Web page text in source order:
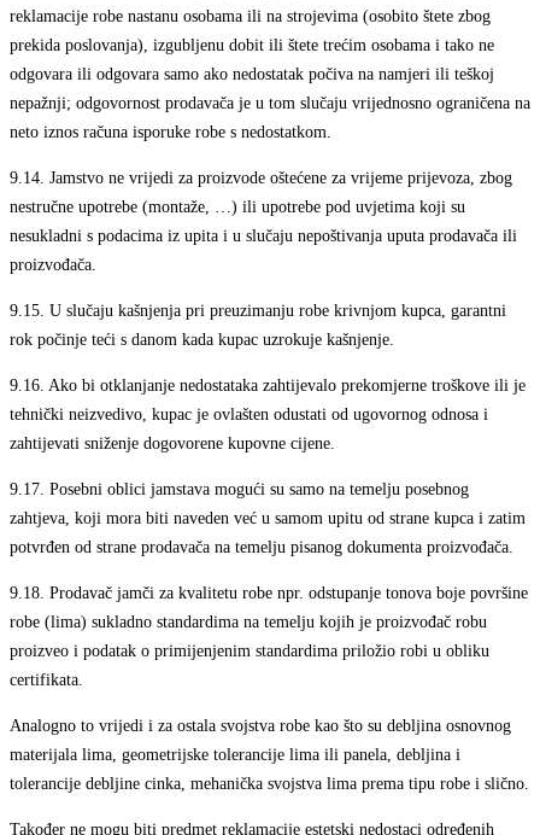
reklamacije robe nastanu osobama ili na strojevima (osobito štete zbog
prekida poslovanja), izgubljenu dobit ili štete trećim osobama i tako ne
odgovara ili odgovara samo ako nedostatak počiva na namjeri ili teškoj
nepažnji; odgovornost prodavača je u tom slučaju vrijednosno ograničena na
neto iznos računa isporuke robe s nedostatkom.
9.14. Jamstvo ne vrijedi za proizvode oštećene za vrijeme prijevoza, zbog
nestručne upotrebe (montaže, …) ili upotrebe pod uvjetima koji su
nesukladni s podacima iz upita i u slučaju nepoštivanja uputa prodavača ili
proizvođača.
9.15. U slučaju kašnjenja pri preuzimanju robe krivnjom kupca, garantni
rok počinje teći s danom kada kupac uzrokuje kašnjenje.
9.16. Ako bi otklanjanje nedostataka zahtijevalo prekomjerne troškove ili je
tehnički neizvedivo, kupac je ovlašten odustati od ugovornog odnosa i
zahtijevati sniženje dogovorene kupovne cijene.
9.17. Posebni oblici jamstava mogući su samo na temelju posebnog
zahtjeva, koji mora biti naveden već u samom upitu od strane kupca i zatim
potvrđen od strane prodavača na temelju pisanog dokumenta proizvođača.
9.18. Prodavač jamči za kvalitetu robe npr. odstupanje tonova boje površine
robe (lima) sukladno standardima na temelju kojih je proizvođač robu
proizveo i podatak o primijenjenim standardima priložio robi u obliku
certifikata.
Analogno to vrijedi i za ostala svojstva robe kao što su debljina osnovnog
materijala lima, geometrijske tolerancije lima ili panela, debljina i
tolerancije debljine cinka, mehanička svojstva lima prema tipu robe i slično.
Također ne mogu biti predmet reklamacije estetski nedostaci određenih